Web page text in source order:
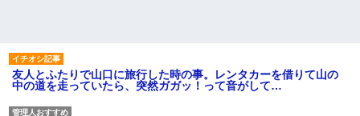
友人とふたりで山口に旅行した時の事。レンタカーを借りて山の
中の道を走っていたら、突然ガガッ！って音がして…